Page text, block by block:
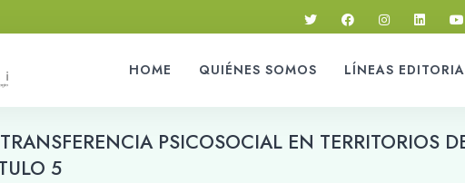
HOME QUIÉNES SOMOS LÍNEAS
PSICOSOCIAL EN TERRITORIOS
5